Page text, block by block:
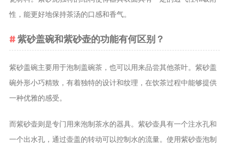
性，能更好地保持茶汤的口感和香气。
紫砂盖碗和紫砂壶的功能有何区别？
紫砂盖碗主要用于泡制盖碗茶，也可以用来品尝其他茶叶。紫砂盖
碗外形小巧精致，有着独特的设计和纹理，在饮茶过程中能够提供
一种优雅的感受。
而紫砂壶则是专门用来泡制茶水的器具。紫砂壶具有一个注水孔和
一个出水孔，通过壶盖的转动可以控制水的流量。使用紫砂壶泡制
值和功效